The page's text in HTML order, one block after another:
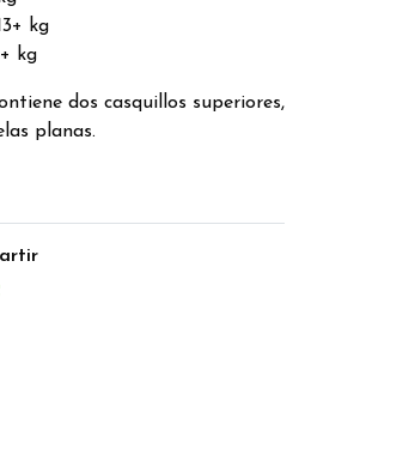
kg
kg
dos casquillos superiores,
planas.